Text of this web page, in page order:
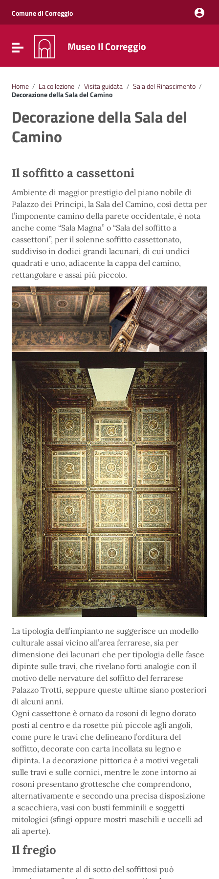
Vai al menu di navigazione
Vai al footer
Comune di Correggio
Attiva / disattiva la navigazione
Museo Il Correggio
Home / La collezione / Visita guidata / Sala del Rinascimento /
Decorazione della Sala del Camino
Decorazione della Sala del
Camino
Il soffitto a cassettoni
Ambiente di maggior prestigio del piano nobile di
Palazzo dei Principi, la Sala del Camino, così detta per
l’imponente camino della parete occidentale, è nota
anche come “Sala Magna” o “Sala del soffitto a
cassettoni”, per il solenne soffitto cassettonato,
suddiviso in dodici grandi lacunari, di cui undici
quadrati e uno, adiacente la cappa del camino,
rettangolare e assai più piccolo.
La tipologia dell’impianto ne suggerisce un modello
culturale assai vicino all’area ferrarese, sia per
dimensione dei lacunari che per tipologia delle fasce
dipinte sulle travi, che rivelano forti analogie con il
motivo delle nervature del soffitto del ferrarese
Palazzo Trotti, seppure queste ultime siano posteriori
di alcuni anni.
Ogni cassettone è ornato da rosoni di legno dorato
posti al centro e da rosette più piccole agli angoli,
come pure le travi che delineano l’orditura del
soffitto, decorate con carta incollata su legno e
dipinta. La decorazione pittorica è a motivi vegetali
sulle travi e sulle cornici, mentre le zone intorno ai
rosoni presentano grottesche che comprendono,
alternativamente e secondo una precisa disposizione
a scacchiera, vasi con busti femminili e soggetti
mitologici (sfingi oppure mostri maschili e uccelli ad
ali aperte).
Il fregio
Immediatamente al di sotto del soffittosi può